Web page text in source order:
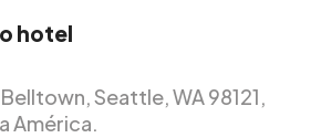
hotel
Seattle, WA 98121,
América.